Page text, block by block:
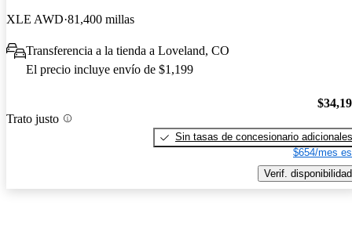
XLE AWD 81,400 millas
Transferencia a la tienda a Loveland, CO
El precio incluye envío de $1,199
Trato justo
Sin tasas de concesionario adicionales
$654/mes
Verif. disponibilidad